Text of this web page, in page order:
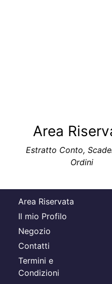
Area
Estratto Conto,
Ordini
Area Riservata
Il mio Profilo
Negozio
Contatti
Termini e
Condizioni